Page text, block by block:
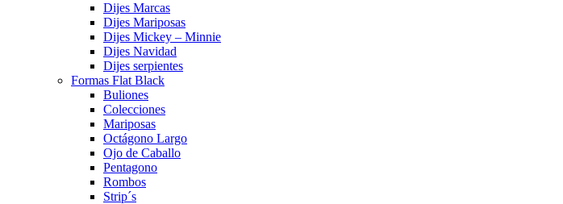
Dijes Marcas
Dijes Mariposas
Dijes Mickey – Minnie
Dijes Navidad
Dijes serpientes
Formas Flat Black
Buliones
Colecciones
Mariposas
Octágono Largo
Ojo de Caballo
Pentagono
Rombos
Strip´s